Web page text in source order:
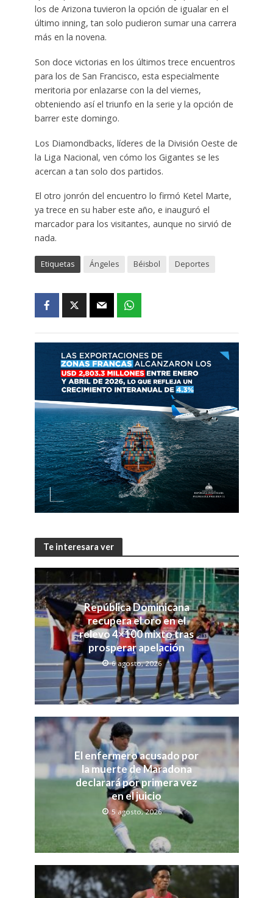
los de Arizona tuvieron la opción de igualar en el
último inning, tan solo pudieron sumar una carrera
más en la novena.
Son doce victorias en los últimos trece encuentros
para los de San Francisco, esta especialmente
meritoria por enlazarse con la del viernes,
obteniendo así el triunfo en la serie y la opción de
barrer este domingo.
Los Diamondbacks, líderes de la División Oeste de
la Liga Nacional, ven cómo los Gigantes se les
acercan a tan solo dos partidos.
El otro jonrón del encuentro lo firmó Ketel Marte,
ya trece en su haber este año, e inauguró el
marcador para los visitantes, aunque no sirvió de
nada.
Etiquetas Ángeles Béisbol Deportes
Te interesara ver
República Dominicana
recupera el oro en el
relevo 4×100 mixto tras
prosperar apelación
6 agosto, 2026
El enfermero acusado por
la muerte de Maradona
declarará por primera vez
en el juicio
5 agosto, 2026